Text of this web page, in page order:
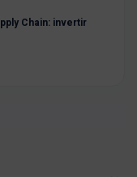
Chain: invertir